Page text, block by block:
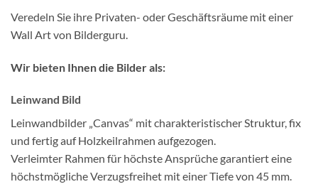
Veredeln Sie ihre Privaten- oder Geschäftsräume mit einer
Wall Art von Bilderguru.
Wir bieten Ihnen die Bilder als:
Leinwand Bild
Leinwandbilder „Canvas“ mit charakteristischer Struktur, fix
und fertig auf Holzkeilrahmen aufgezogen.
Verleimter Rahmen für höchste Ansprüche garantiert eine
höchstmögliche Verzugsfreihet mit einer Tiefe von 45 mm.